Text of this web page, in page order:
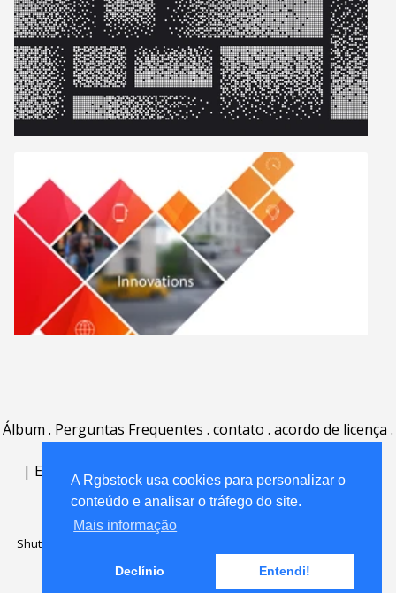
A Rgbstock usa cookies para personalizar o
conteúdo e analisar o tráfego do site.
Mais informação
Declínio Entendi!
Álbum . Perguntas Frequentes . contato . acordo de licença .
| English | Deutsch Español Português
Nederlands|
Shutterstock official partner of Rgbstock
Rgbstock